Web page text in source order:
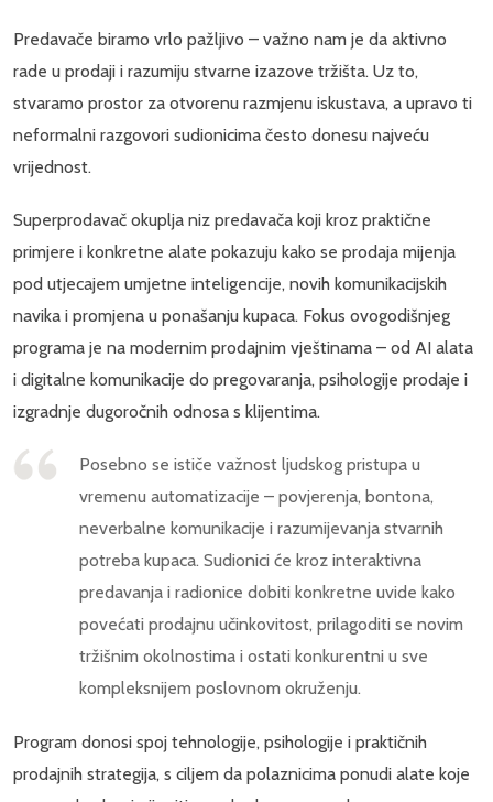
Predavače biramo vrlo pažljivo – važno nam je da aktivno
rade u prodaji i razumiju stvarne izazove tržišta. Uz to,
stvaramo prostor za otvorenu razmjenu iskustava, a upravo ti
neformalni razgovori sudionicima često donesu najveću
vrijednost.
Superprodavač okuplja niz predavača koji kroz praktične
primjere i konkretne alate pokazuju kako se prodaja mijenja
pod utjecajem umjetne inteligencije, novih komunikacijskih
navika i promjena u ponašanju kupaca. Fokus ovogodišnjeg
programa je na modernim prodajnim vještinama – od AI alata
i digitalne komunikacije do pregovaranja, psihologije prodaje i
izgradnje dugoročnih odnosa s klijentima.
Posebno se ističe važnost ljudskog pristupa u
vremenu automatizacije – povjerenja, bontona,
neverbalne komunikacije i razumijevanja stvarnih
potreba kupaca. Sudionici će kroz interaktivna
predavanja i radionice dobiti konkretne uvide kako
povećati prodajnu učinkovitost, prilagoditi se novim
tržišnim okolnostima i ostati konkurentni u sve
kompleksnijem poslovnom okruženju.
Program donosi spoj tehnologije, psihologije i praktičnih
prodajnih strategija, s ciljem da polaznicima ponudi alate koje